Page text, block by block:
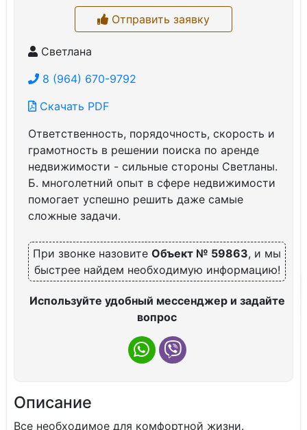
Отправить заявку
Светлана
8 (964) 670-9792
Скачать PDF
Ответственность, порядочность, скорость и
грамотность в решении поиска по аренде
недвижимости - сильные стороны Светланы.
Б. многолетний опыт в сфере недвижимости
помогает успешно решить даже самые
сложные задачи.
При звонке назовите Объект № 59863, и мы
быстрее найдем необходимую информацию!
Используйте удобный мессенджер и задайте
вопрос
Описание
Все необходимое для комфортной жизни.